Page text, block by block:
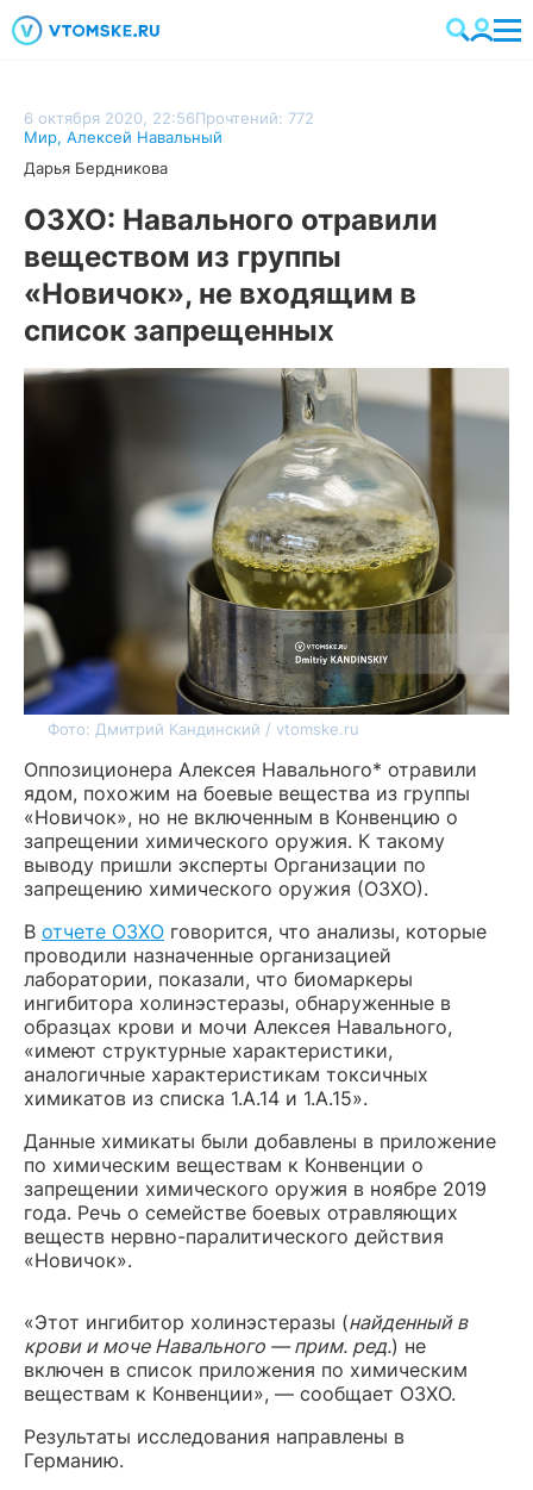
6 октября 2020, 22:56Прочтений: 772
Мир, Алексей Навальный
Дарья Бердникова
ОЗХО: Навального отравили
веществом из группы
«Новичок», не входящим в
список запрещенных
Фото: Дмитрий Кандинский / vtomske.ru
Оппозиционера Алексея Навального* отравили
ядом, похожим на боевые вещества из группы
«Новичок», но не включенным в Конвенцию о
запрещении химического оружия. К такому
выводу пришли эксперты Организации по
запрещению химического оружия (ОЗХО).
В отчете ОЗХО говорится, что анализы, которые
проводили назначенные организацией
лаборатории, показали, что биомаркеры
ингибитора холинэстеразы, обнаруженные в
образцах крови и мочи Алексея Навального,
«имеют структурные характеристики,
аналогичные характеристикам токсичных
химикатов из списка 1.A.14 и 1.A.15».
Данные химикаты были добавлены в приложение
по химическим веществам к Конвенции о
запрещении химического оружия в ноябре 2019
года. Речь о семействе боевых отравляющих
веществ нервно-паралитического действия
«Новичок».
«Этот ингибитор холинэстеразы (найденный в
крови и моче Навального — прим. ред.) не
включен в список приложения по химическим
веществам к Конвенции», — сообщает ОЗХО.
Результаты исследования направлены в
Германию.